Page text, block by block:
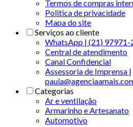
Termos de compras
Politica de privacidade
Mapa do site
Serviços ao cliente
WhatsApp | (21) 97971-
Central de atendimento
Canal Confidencial
Assessoria de Imprensa |
Categorias
Ar e ventilação
Armarinho e Artesanato
Automotivo